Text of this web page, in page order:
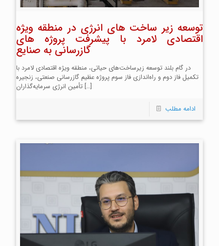
توسعه زیر ساخت های انرژی در منطقه ویژه
اقتصادی لامرد با پیشرفت پروژه های
گازرسانی به صنایع
در گام بلند توسعه زیرساخت‌های حیاتی، منطقه ویژه اقتصادی لامرد با
تکمیل فاز دوم و راه‌اندازی فاز سوم پروژه عظیم گازرسانی صنعتی، زنجیره
تأمین انرژی سرمایه‌گذاران[…]
ادامه مطلب